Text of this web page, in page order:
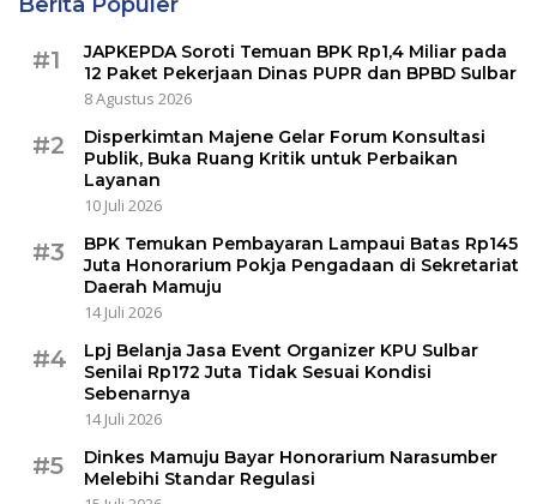
#1
JAPKEPDA Soroti Temuan BPK Rp1,4 Miliar pada
12 Paket Pekerjaan Dinas PUPR dan BPBD Sulbar
8 Agustus 2026
#2
Disperkimtan Majene Gelar Forum Konsultasi
Publik, Buka Ruang Kritik untuk Perbaikan
Layanan
10 Juli 2026
#3
BPK Temukan Pembayaran Lampaui Batas Rp145
Juta Honorarium Pokja Pengadaan di Sekretariat
Daerah Mamuju
14 Juli 2026
#4
Lpj Belanja Jasa Event Organizer KPU Sulbar
Senilai Rp172 Juta Tidak Sesuai Kondisi
Sebenarnya
14 Juli 2026
#5
Dinkes Mamuju Bayar Honorarium Narasumber
Melebihi Standar Regulasi